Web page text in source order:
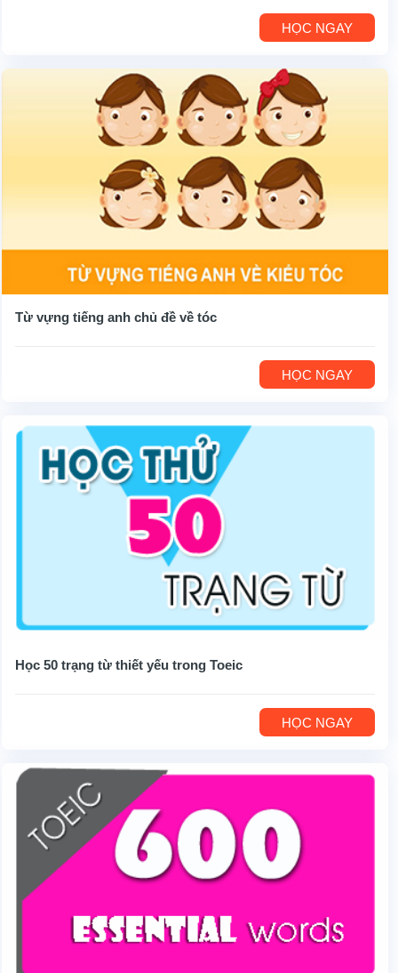
HỌC NGAY
Từ vựng tiếng anh chủ đề về tóc
HỌC NGAY
Học 50 trạng từ thiết yếu trong Toeic
HỌC NGAY